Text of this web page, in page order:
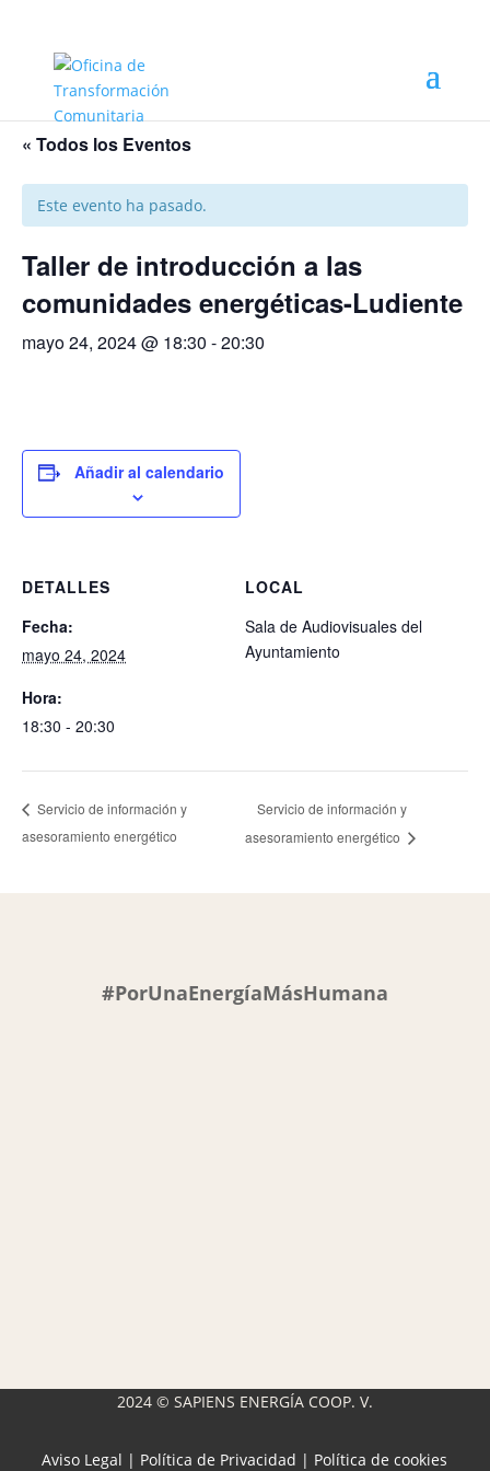
« Todos los Eventos
Este evento ha pasado.
Taller de introducción a las
comunidades energéticas-Ludiente
mayo 24, 2024 @ 18:30 -20:30
Añadir al calendario
DETALLES
Fecha:
mayo 24, 2024
Hora:
18:30 - 20:30
LOCAL
Sala de Audiovisuales del
Ayuntamiento
Servicio de información y
asesoramiento energético
Servicio de información y
asesoramiento energético
#PorUnaEnergíaMásHumana
2024 © SAPIENS ENERGÍA COOP. V.
Aviso Legal | Política de Privacidad | Política de cookies